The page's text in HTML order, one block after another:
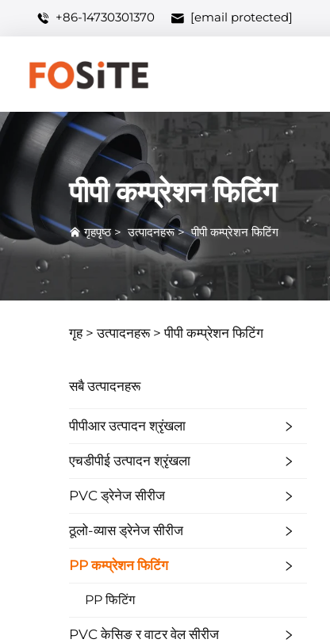
+86-14730301370 [email protected]
पीपी कम्प्रेशन फिटिंग
गृहपृष्ठ>उत्पादनहरू>पीपी कम्प्रेशन फिटिंग
गृह > उत्पादनहरू>पीपी कम्प्रेशन फिटिंग
सबै उत्पादनहरू
पीपीआर उत्पादन श्रृंखला
एचडीपीई उत्पादन श्रृंखला
PVC ड्रेनेज सीरीज
ठूलो-व्यास ड्रेनेज सीरीज
PP कम्प्रेशन फिटिंग
PP फिटिंग
PVC केसिङ र वाटर वेल सीरीज